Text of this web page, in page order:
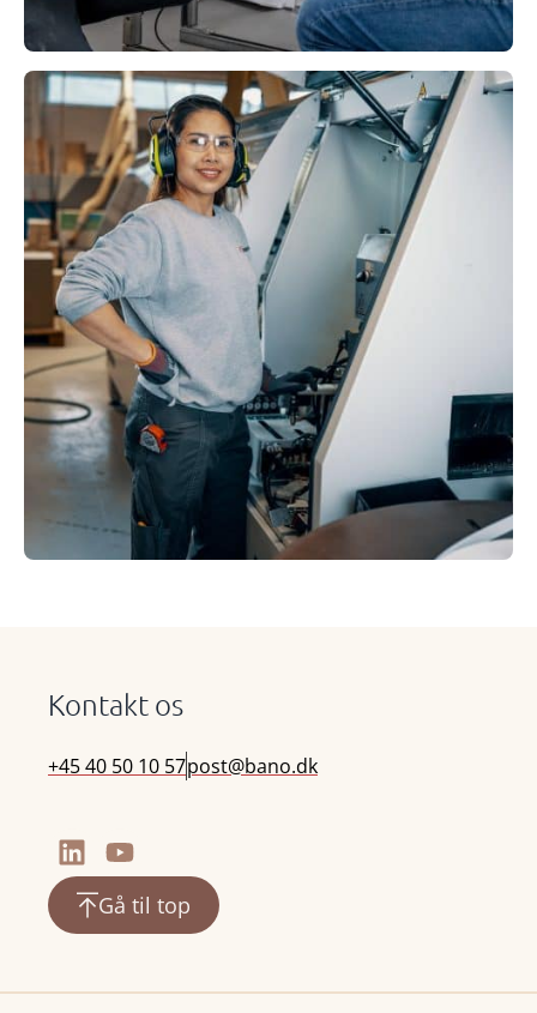
Kontakt os
+45 40 50 10 57post@bano.dk
Gå til top